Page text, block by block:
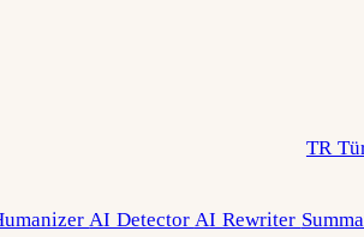
TR
AI Detector AI Rewriter